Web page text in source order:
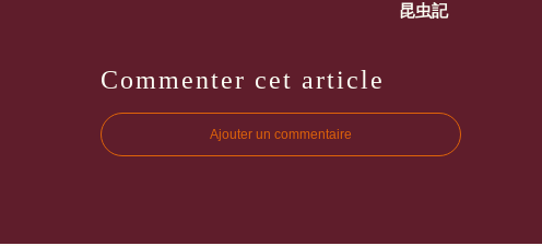
昆虫記
Commenter cet article
Ajouter un commentaire